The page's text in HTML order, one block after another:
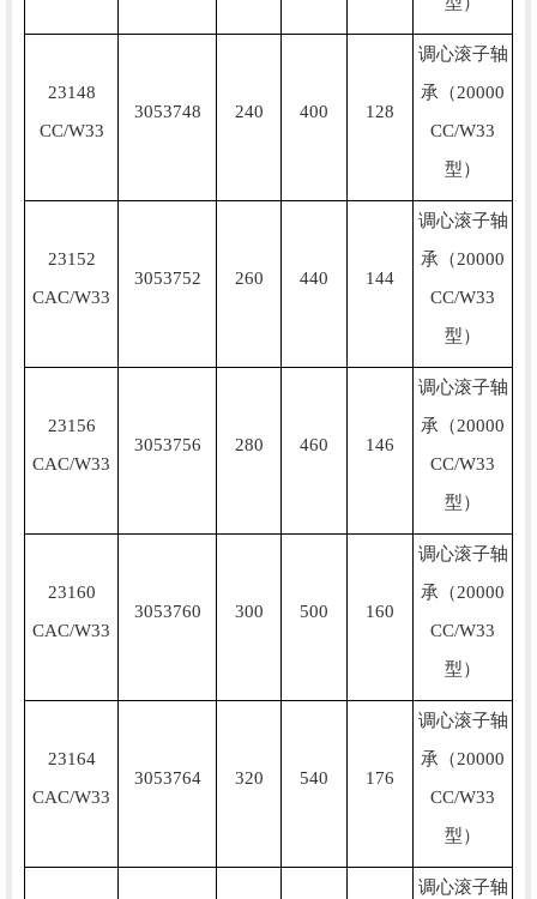
23148
CC/W33
3053748 240 400 128
调心滚子轴
承（20000
CC/W33
型）
23152
CAC/W33
3053752 260 440 144
调心滚子轴
承（20000
CC/W33
型）
23156
CAC/W33
3053756 280 460 146
调心滚子轴
承（20000
CC/W33
型）
23160
CAC/W33
3053760 300 500 160
调心滚子轴
承（20000
CC/W33
型）
23164
CAC/W33
3053764 320 540 176
调心滚子轴
承（20000
CC/W33
型）
调心滚子轴